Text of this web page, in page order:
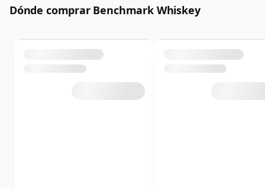
Dónde comprar Benchmark Whiskey